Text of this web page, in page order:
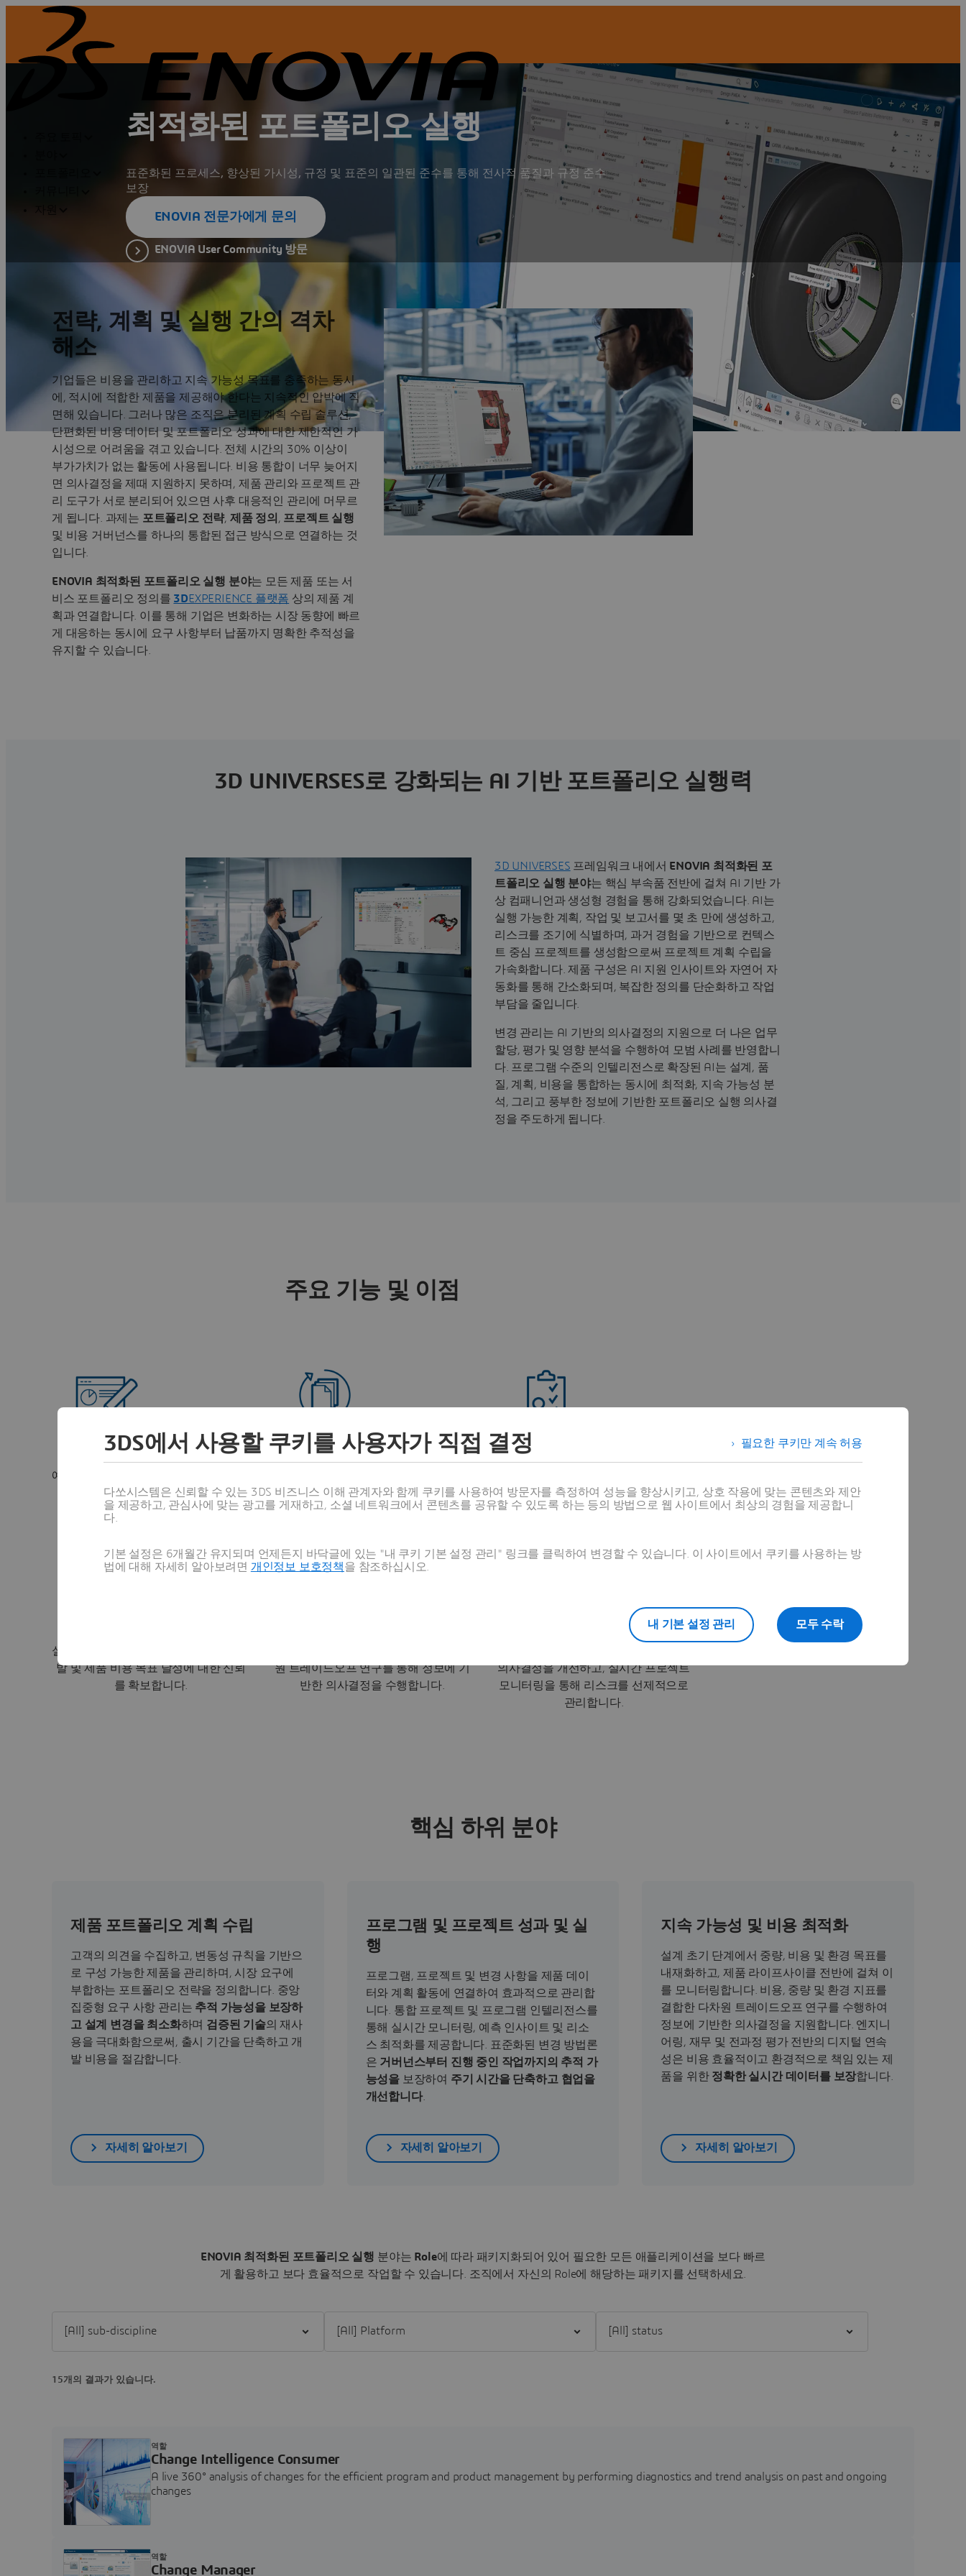
최적화된 포트폴리오 실행
표준화된 프로세스, 향상된 가시성, 규정 및 표준의 일관된 준수를 통해 전사적 품질과 규정 준수
보장
ENOVIA 전문가에게 문의
ENOVIA User Community 방문
전략, 계획 및 실행 간의 격차
해소
기업들은 비용을 관리하고 지속 가능성 목표를 충족하는 동시
에, 적시에 적합한 제품을 제공해야 한다는 지속적인 압박에 직
면해 있습니다. 그러나 많은 조직은 분리된 계획 수립 솔루션,
단편화된 비용 데이터 및 포트폴리오 성과에 대한 제한적인 가
시성으로 어려움을 겪고 있습니다. 전체 시간의 30% 이상이
부가가치가 없는 활동에 사용됩니다. 비용 통합이 너무 늦어지
면 의사결정을 제때 지원하지 못하며, 제품 관리와 프로젝트 관
리 도구가 서로 분리되어 있으면 사후 대응적인 관리에 머무르
게 됩니다. 과제는 포트폴리오 전략, 제품 정의 , 프로젝트 실행
및 비용 거버넌스를 하나의 통합된 접근 방식으로 연결하는 것
입니다.
ENOVIA 최적화된 포트폴리오 실행 분야는 모든 제품 또는 서
비스 포트폴리오 정의를 3DEXPERIENCE 플랫폼 상의 제품 계
획과 연결합니다. 이를 통해 기업은 변화하는 시장 동향에 빠르
게 대응하는 동시에 요구 사항부터 납품까지 명확한 추적성을
유지할 수 있습니다.
3D UNIVERSES로 강화되는 AI 기반 포트폴리오 실행력
3D UNIVERSES 프레임워크 내에서 ENOVIA 최적화된 포
트폴리오 실행 분야는 핵심 부속품 전반에 걸쳐 AI 기반 가
상 컴패니언과 생성형 경험을 통해 강화되었습니다. AI는
실행 가능한 계획, 작업 및 보고서를 몇 초 만에 생성하고,
리스크를 조기에 식별하며, 과거 경험을 기반으로 컨텍스
트 중심 프로젝트를 생성함으로써 프로젝트 계획 수립을
가속화합니다. 제품 구성은 AI 지원 인사이트와 자연어 자
동화를 통해 간소화되며, 복잡한 정의를 단순화하고 작업
부담을 줄입니다.
변경 관리는 AI 기반의 의사결정의 지원으로 더 나은 업무
할당, 평가 및 영향 분석을 수행하여 모범 사례를 반영합니
다. 프로그램 수준의 인텔리전스로 확장된 AI는 설계, 품
질, 계획, 비용을 통합하는 동시에 최적화, 지속 가능성 분
석, 그리고 풍부한 정보에 기반한 포트폴리오 실행 의사결
정을 주도하게 됩니다.
주요 기능 및 이점
AI 및 분석 활용
예측 기반 계획 수립, 포트폴리오 최적화
및 사전 예방적 리스크 관리를 위해
Gen7 AI와 분석 기능을 활용합니다.
시장 요구에 부합하는 전략
을 수집하고 포트폴리오 전략을 제품 계
획과 연결합니다.
추적 가능한 변경 관리 구현
론 아래에서 변경 실행을 간소화합니다.
실시간 모니터링 및 예측 수렴을 통해 개
발 및 제품 비용 목표 달성에 대한 신뢰
를 확보합니다.
원 트레이드오프 연구를 통해 정보에 기
반한 의사결정을 수행합니다.
프로젝트 리스크 완화
의사결정을 개선하고, 실시간 프로젝트
모니터링을 통해 리스크를 선제적으로
관리합니다.
핵심 하위 분야
제품 포트폴리오 계획 수립
고객의 의견을 수집하고, 변동성 규칙을 기반으
로 구성 가능한 제품을 관리하며, 시장 요구에
부합하는 포트폴리오 전략을 정의합니다. 중앙
집중형 요구 사항 관리는 추적 가능성을 보장하
고 설계 변경을 최소화하며 검증된 기술의 재사
용을 극대화함으로써, 출시 기간을 단축하고 개
발 비용을 절감합니다.
자세히 알아보기
프로그램 및 프로젝트 성과 및 실
행
프로그램, 프로젝트 및 변경 사항을 제품 데이
터와 계획 활동에 연결하여 효과적으로 관리합
니다. 통합 프로젝트 및 프로그램 인텔리전스를
통해 실시간 모니터링, 예측 인사이트 및 리소
스 최적화를 제공합니다. 표준화된 변경 방법론
은 거버넌스부터 진행 중인 작업까지의 추적 가
능성을 보장하여 주기 시간을 단축하고 협업을
개선합니다.
자세히 알아보기
지속 가능성 및 비용 최적화
설계 초기 단계에서 중량, 비용 및 환경 목표를
내재화하고, 제품 라이프사이클 전반에 걸쳐 이
를 모니터링합니다. 비용, 중량 및 환경 지표를
결합한 다차원 트레이드오프 연구를 수행하여
정보에 기반한 의사결정을 지원합니다. 엔지니
어링, 재무 및 전과정 평가 전반의 디지털 연속
성은 비용 효율적이고 환경적으로 책임 있는 제
품을 위한 정확한 실시간 데이터를 보장합니다.
자세히 알아보기
ENOVIA 최적화된 포트폴리오 실행 분야는 Role에 따라 패키지화되어 있어 필요한 모든 애플리케이션을 보다 빠르
게 활용하고 보다 효율적으로 작업할 수 있습니다. 조직에서 자신의 Role에 해당하는 패키지를 선택하세요.
15개의 결과가 있습니다.
Change Intelligence Consumer
A live 360° analysis of changes for the efficient program and product management by performing diagnostics and trend analysis on past and ongoing
changes
역할
Change Manager
역할
필요한 쿠키만 계속 허용
3DS에서 사용할 쿠키를 사용자가 직접 결정
다쏘시스템은 신뢰할 수 있는 3DS 비즈니스 이해 관계자와 함께 쿠키를 사용하여 방문자를 측정하여 성능을 향상시키고, 상호 작용에 맞는 콘텐츠와 제안
을 제공하고, 관심사에 맞는 광고를 게재하고, 소셜 네트워크에서 콘텐츠를 공유할 수 있도록 하는 등의 방법으로 웹 사이트에서 최상의 경험을 제공합니
다.
기본 설정은 6개월간 유지되며 언제든지 바닥글에 있는 "내 쿠키 기본 설정 관리" 링크를 클릭하여 변경할 수 있습니다. 이 사이트에서 쿠키를 사용하는 방
법에 대해 자세히 알아보려면 개인정보 보호정책을 참조하십시오.
모두 수락
내 기본 설정 관리